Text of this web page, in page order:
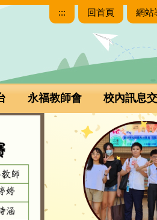
::: 回首頁 網站
永福教師會 校內訊息